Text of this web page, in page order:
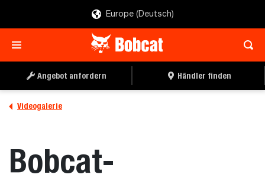
Europe (Deutsch)
Angebot anfordern Händler finden
Videogalerie
Bobcat-